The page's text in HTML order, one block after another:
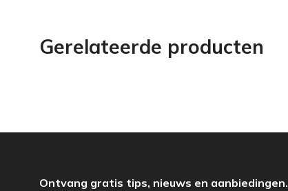
Gerelateerde producten
Ontvang gratis tips, nieuws en aanbiedingen.